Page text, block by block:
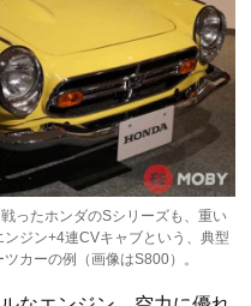
ったホンダのSシリーズも、重い
ンジン+4連CVキャブという、典型
カーの例（画像はS800）。